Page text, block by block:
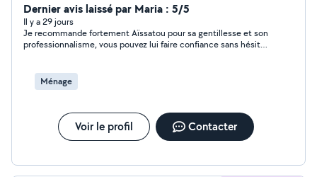
Personne sérieuse, ponctuelle et de confiance
Disponible en semaine et le week-end selon vos
besoins. Secteur : Grasse et alentours N'hésitez pas à
me contacter pour plus d'informations. Au plaisir de
Dernier avis laissé par Maria : 5/5
Il y a 29 jours
Je recommande fortement Aïssatou pour sa gentillesse et son
professionnalisme, vous pouvez lui faire confiance sans hésiter
Ménage
Voir le profil Contacter